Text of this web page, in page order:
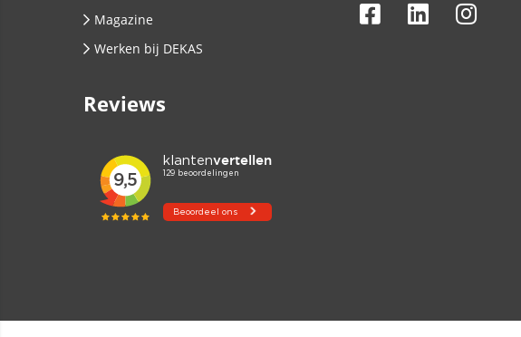
Magazine
Werken bij DEKAS
Reviews